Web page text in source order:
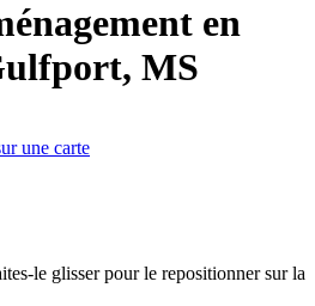
en
MS
une carte
le glisser pour le repositionner sur la